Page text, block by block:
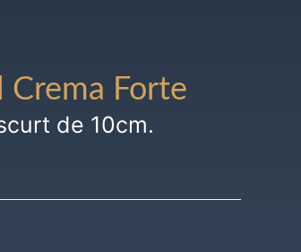
Crema Forte
de 10cm.